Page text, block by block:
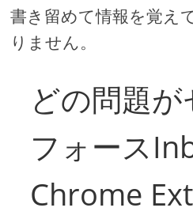
書き留めて情報を覚え
りません。
どの問題が
フォース
Chrome